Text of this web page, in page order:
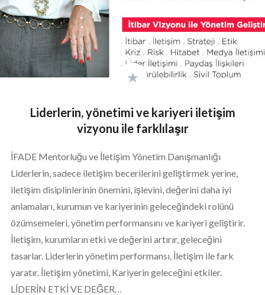
Liderlerin, yönetimi ve kariyeri iletişim
vizyonu ile farklılaşır
İFADE Mentorluğu ve İletişim Yönetim Danışmanlığı
Liderlerin, sadece iletişim becerilerini geliştirmek yerine,
iletişim disiplinlerinin önemini, işlevini, değerini daha iyi
anlamaları, kurumun ve kariyerinin geleceğindeki rolünü
özümsemeleri, yönetim performansını ve kariyeri geliştirir.
İletişim, kurumların etki ve değerini artırır, geleceğini
tasarlar. Liderlerin yönetim performansı, İletişim ile fark
yaratır. İletişim yönetimi, Kariyerin geleceğini etkiler.
LİDERİN ETKİ VE DEĞER…